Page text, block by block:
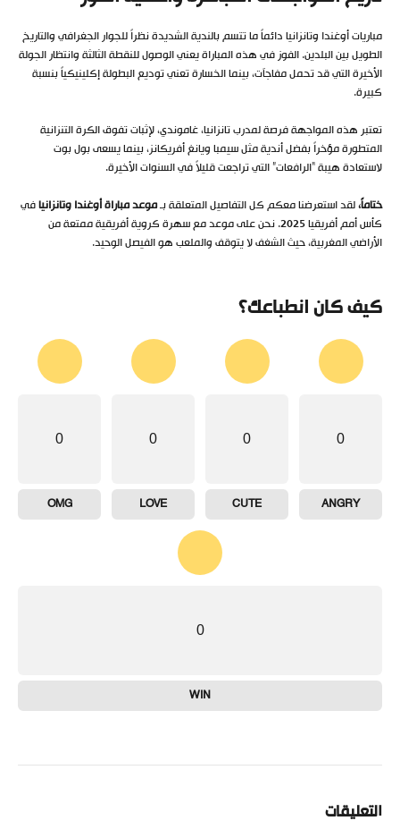
مباريات أوغندا وتانزانيا دائماً ما تتسم بالندية الشديدة نظراً للجوار الجغرافي والتاريخ
الطويل بين البلدين. الفوز في هذه المباراة يعني الوصول للنقطة الثالثة وانتظار الجولة
الأخيرة التي قد تحمل مفاجآت، بينما الخسارة تعني توديع البطولة إكلينيكياً بنسبة
كبيرة.
تعتبر هذه المواجهة فرصة لمدرب تانزانيا، غاموندي، لإثبات تفوق الكرة التنزانية
المتطورة مؤخراً بفضل أندية مثل سيمبا ويانغ أفريكانز، بينما يسعى بول بوت
لاستعادة هيبة “الرافعات” التي تراجعت قليلاً في السنوات الأخيرة.
ختاماً،لقد استعرضنا معكم كل التفاصيل المتعلقة بـموعد مباراة أوغندا وتانزانيافي
كأس أمم أفريقيا 2025. نحن على موعد مع سهرة كروية أفريقية ممتعة من
الأراضي المغربية، حيث الشغف لا يتوقف والملعب هو الفيصل الوحيد.
كيف كان انطباعك؟
0
ANGRY
0
CUTE
0
LOVE
0
OMG
0
WIN
التعليقات